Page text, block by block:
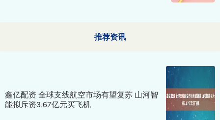
推荐资讯
鑫亿配资 全球支线航空市场有望复苏 山河智
能拟斥资3.67亿元买飞机